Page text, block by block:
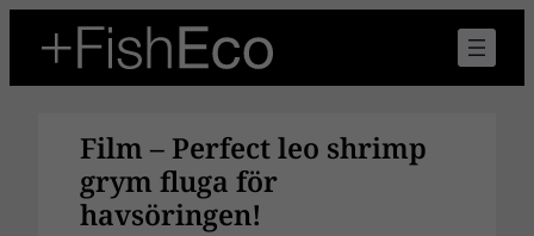
innehåll
Film – Perfect leo shrimp
grym fluga för
havsöringen!